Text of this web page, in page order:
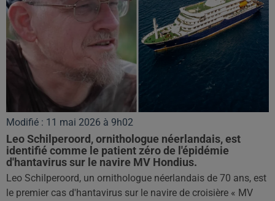
Modifié : 11 mai 2026 à 9h02
Leo Schilperoord, ornithologue néerlandais, est
identifié comme le patient zéro de l'épidémie
d'hantavirus sur le navire MV Hondius.
Leo Schilperoord, un ornithologue néerlandais de 70 ans, est
le premier cas d'hantavirus sur le navire de croisière « MV